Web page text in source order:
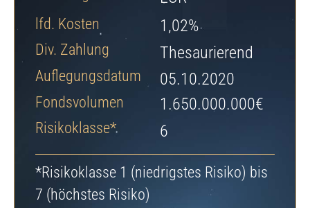
Jetzt Depot eröffnen
lfd. Kosten 1,02%
Div. Zahlung Thesaurierend
Auflegungsdatum 05.10.2020
Fondsvolumen 1.650.000.000€
Risikoklasse* 6
*Risikoklasse 1 (niedrigstes Risiko) bis
7 (höchstes Risiko)